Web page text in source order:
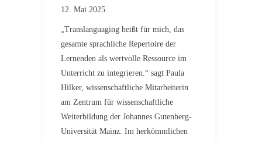
12. Mai 2025
„Translanguaging heißt für mich, das
gesamte sprachliche Repertoire der
Lernenden als wertvolle Ressource im
Unterricht zu integrieren.“ sagt Paula
Hilker, wissenschaftliche Mitarbeiterin
am Zentrum für wissenschaftliche
Weiterbildung der Johannes Gutenberg-
Universität Mainz. Im herkömmlichen